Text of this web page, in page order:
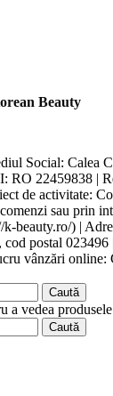
Beauty
Social: Calea
RO 22459838 |
de activitate:
sau prin
beauty.ro/) |
postal
vânzări
Caută
a vedea
Caută